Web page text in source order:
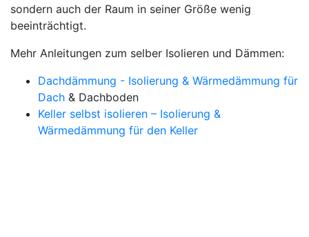
sondern auch der Raum in seiner Größe wenig
beeinträchtigt.
Mehr Anleitungen zum selber Isolieren und Dämmen:
Dachdämmung - Isolierung & Wärmedämmung für
Dach & Dachboden
Keller selbst isolieren – Isolierung &
Wärmedämmung für den Keller